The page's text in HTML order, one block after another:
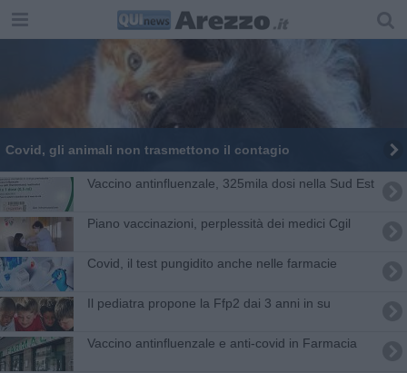
Covid, gli animali non trasmettono il contagio
Vaccino antinfluenzale, 325mila dosi nella Sud Est
Piano vaccinazioni, perplessità dei medici Cgil
Covid, il test pungidito anche nelle farmacie
Il pediatra propone la Ffp2 dai 3 anni in su
Vaccino antinfluenzale e anti-covid in Farmacia